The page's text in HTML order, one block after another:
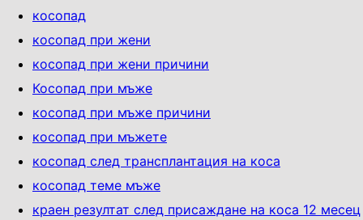
косопад
косопад при жени
косопад при жени причини
Косопад при мъже
косопад при мъже причини
косопад при мъжете
косопад след трансплантация на коса
косопад теме мъже
краен резултат след присаждане на коса 12 месец